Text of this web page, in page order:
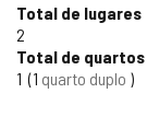
Total de lugares
2
Total de quartos
1
1 quarto duplo